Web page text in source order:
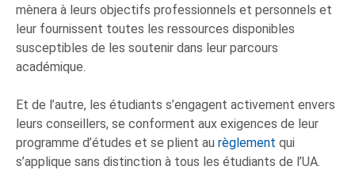
mènera à leurs objectifs professionnels et personnels et
leur fournissent toutes les ressources disponibles
susceptibles de les soutenir dans leur parcours
académique.
Et de l’autre, les étudiants s’engagent activement envers
leurs conseillers, se conforment aux exigences de leur
programme d’études et se plient au règlement qui
s’applique sans distinction à tous les étudiants de l’UA.